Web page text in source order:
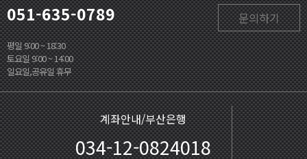
051-635-0789
평일 9:00 ~ 18:30
토요일 9:00 ~ 14:00
일요일,공유일 휴무
문의하기
계좌안내/부산은행
034-12-0824018